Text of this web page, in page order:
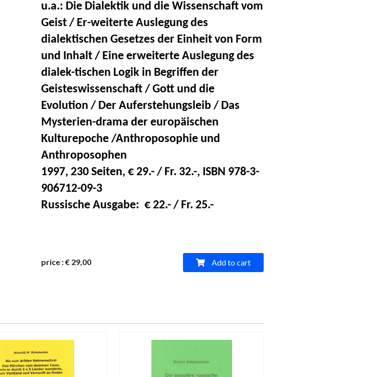
u.a.: Die Dialektik und die Wissenschaft vom
Geist / Er-weiterte Auslegung des
dialektischen Gesetzes der Einheit von Form
und Inhalt / Eine erweiterte Auslegung des
dialek-tischen Logik in Begriffen der
Geisteswissenschaft / Gott und die
Evolution / Der Auferstehungsleib / Das
Mysterien-drama der europäischen
Kulturepoche /Anthroposophie und
Anthroposophen
1997, 230 Seiten, € 29.- / Fr. 32.-, ISBN 978-3-
906712-09-3
Russische Ausgabe: € 22.- / Fr. 25.-
price:€ 29,00 Add to cart